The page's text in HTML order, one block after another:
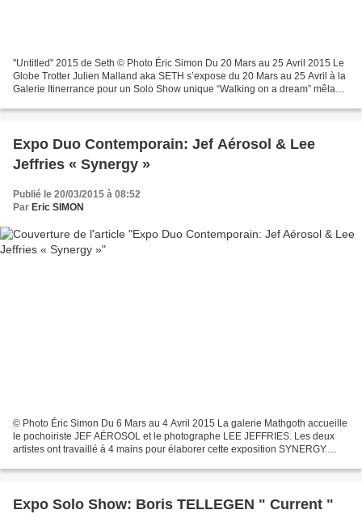
"Untitled" 2015 de Seth © Photo Éric Simon Du 20 Mars au 25 Avril 2015 Le
Globe Trotter Julien Malland aka SETH s’expose du 20 Mars au 25 Avril à la
Galerie Itinerrance pour un Solo Show unique “Walking on a dream” mêlant
Expo Duo Contemporain: Jef Aérosol & Lee
Jeffries « Synergy »
Publié le 20/03/2015 à 08:52
Par Eric SIMON
© Photo Éric Simon Du 6 Mars au 4 Avril 2015 La galerie Mathgoth accueille
le pochoiriste JEF AÉROSOL et le photographe LEE JEFFRIES. Les deux
artistes ont travaillé à 4 mains pour élaborer cette exposition SYNERGY.
Expo Solo Show: Boris TELLEGEN " Current "